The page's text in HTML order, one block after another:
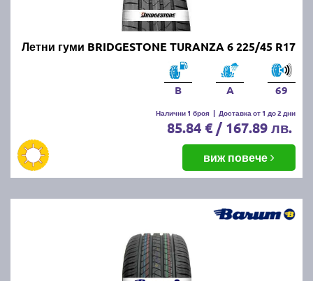
безплатна доставка, но предлага експресна
доставка до всички точки на страната.
Възползвайте се от директна доставка до Варна,
Пловдив, Бургас, София, Стара Загора, Велико
Търново, Русе, Плевен, Ловеч, Видин,
Благоевград, Кюстендил, Перник, Хасково,
Силистра, Добрич и други градове.
Летни гуми BRIDGESTONE TURANZA 6 225/45 R17
B A 69
Налични 1 броя | Доставка от 1 до 2 дни
85.84 € / 167.89 лв.
виж повече